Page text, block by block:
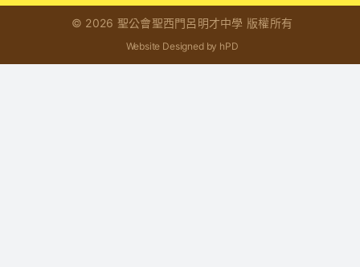
入學資訊
下載區
© 2026 聖公會聖西門呂明才中學 版權所有
Website Designed by hPD